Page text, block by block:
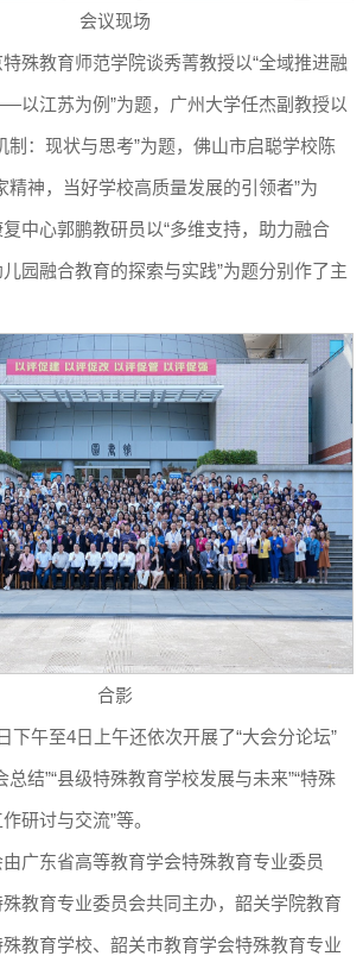
会议现场
殊教育师范学院谈秀菁教授以“全域推进融
以江苏为例”为题，广州大学任杰副教授以
制：现状与思考”为题，佛山市启聪学校陈
精神，当好学校高质量发展的引领者”为
中心郭鹏教研员以“多维支持，助力融合
园融合教育的探索与实践”为题分别作了主
合影
下午至4日上午还依次开展了“大会分论坛”
结”“县级特殊教育学校发展与未来”“特殊
研讨与交流”等。
广东省高等教育学会特殊教育专业委员
教育专业委员会共同主办，韶关学院教育
教育学校、韶关市教育学会特殊教育专业